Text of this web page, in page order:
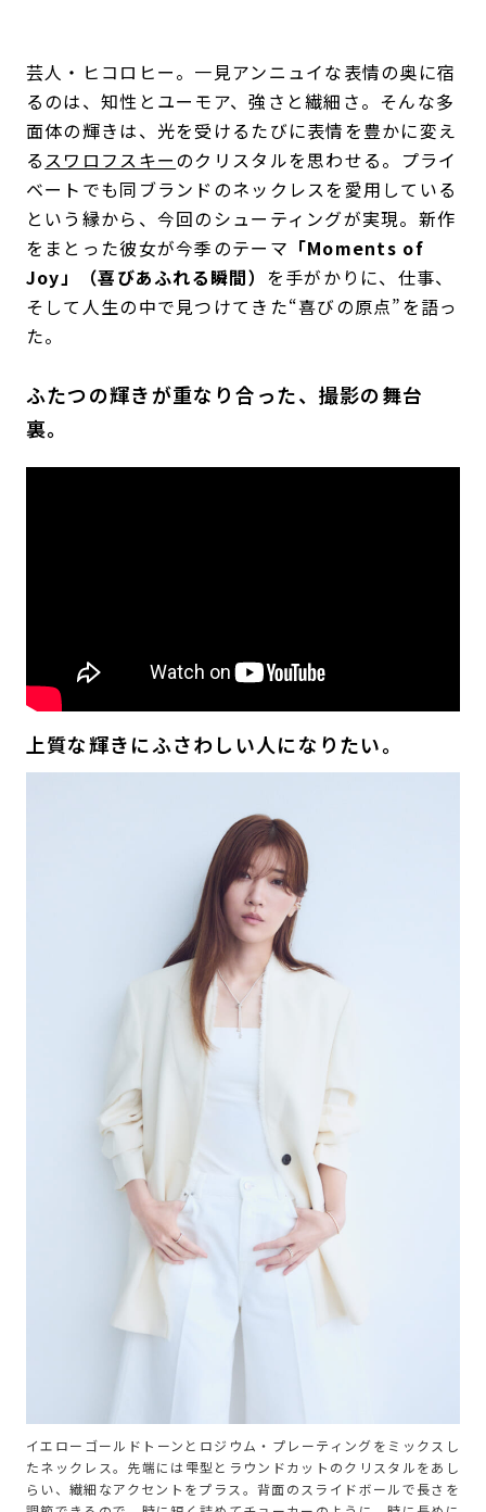
芸人・ヒコロヒー。一見アンニュイな表情の奥に宿
るのは、知性とユーモア、強さと繊細さ。そんな多
面体の輝きは、光を受けるたびに表情を豊かに変え
るスワロフスキーのクリスタルを思わせる。プライ
ベートでも同ブランドのネックレスを愛用している
という縁から、今回のシューティングが実現。新作
をまとった彼女が今季のテーマ 「Moments of
Joy」（喜びあふれる瞬間） を手がかりに、仕事、
そして人生の中で見つけてきた“喜びの原点”を語っ
た。
ふたつの輝きが重なり合った、撮影の舞台
裏。
上質な輝きにふさわしい人になりたい。
イエローゴールドトーンとロジウム・プレーティングをミックスし
たネックレス。先端には雫型とラウンドカットのクリスタルをあし
らい、繊細なアクセントをプラス。背面のスライドボールで長さを